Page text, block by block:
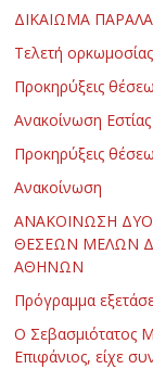
ΔΙΚΑΙΩΜΑ
Τελετή
Προκηρύξεις
Ανακοίνωση Εστίας
Προκηρύξεις
Ανακοίνωση
ΑΝΑΚΟΙΝΩΣΗ
ΘΕΣΕΩΝ ΜΕΛΩΝ
ΑΘΗΝΩΝ
Πρόγραμμα
Ο Σεβασμιότατος
Επιφάνιος, είχε